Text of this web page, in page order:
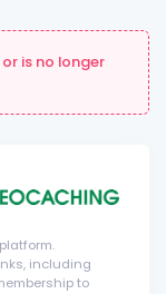
is no longer
including
to